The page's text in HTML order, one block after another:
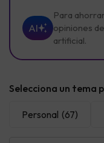
AI
Para
opiniones
artificial.
Selecciona un tema
Personal (67)